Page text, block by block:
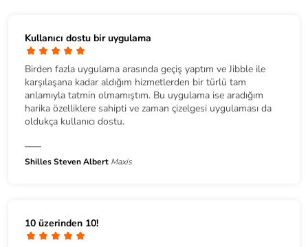
Kullanıcı dostu bir uygulama
Birden fazla uygulama arasında geçiş yaptım ve Jibble ile
karşılaşana kadar aldığım hizmetlerden bir türlü tam
anlamıyla tatmin olmamıştım. Bu uygulama ise aradığım
harika özelliklere sahipti ve zaman çizelgesi uygulaması da
oldukça kullanıcı dostu.
Shilles Steven Albert Maxis
10 üzerinden 10!